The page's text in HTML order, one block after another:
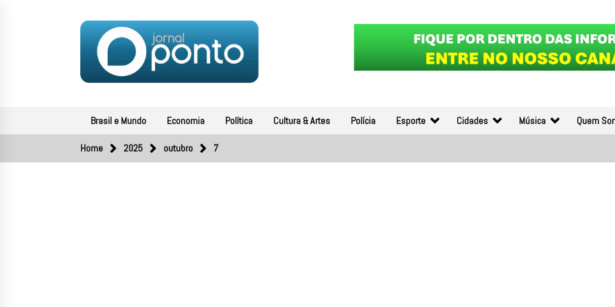
Brasil e Mundo Economia Política Cultura & Artes Polícia Esporte Cidades Música Quem
Home 2025 outubro 7